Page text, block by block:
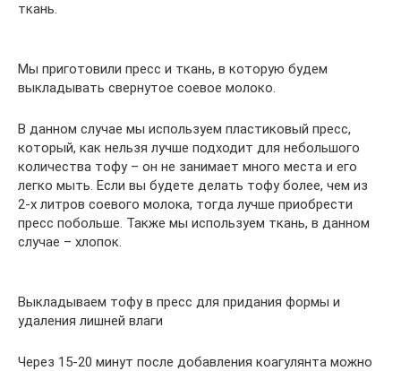
ткань.
Мы приготовили пресс и ткань, в которую будем
выкладывать свернутое соевое молоко.
В данном случае мы используем пластиковый пресс,
который, как нельзя лучше подходит для небольшого
количества тофу – он не занимает много места и его
легко мыть. Если вы будете делать тофу более, чем из
2-х литров соевого молока, тогда лучше приобрести
пресс побольше. Также мы используем ткань, в данном
случае – хлопок.
Выкладываем тофу в пресс для придания формы и
удаления лишней влаги
Через 15-20 минут после добавления коагулянта можно